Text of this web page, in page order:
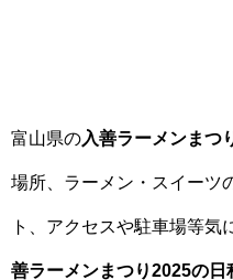
富山県の 入善ラーメンまつ
場所、ラーメン・スイーツ
ト、アクセスや駐車場等気
善ラーメンまつり2025の日